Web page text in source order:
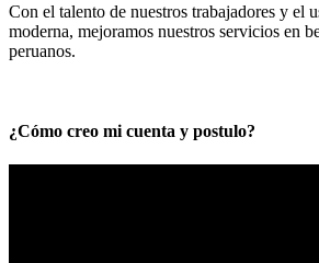
Con el talento de nuestros trabajadores y el
moderna, mejoramos nuestros servicios en
peruanos.
¿Cómo creo mi cuenta y postulo?